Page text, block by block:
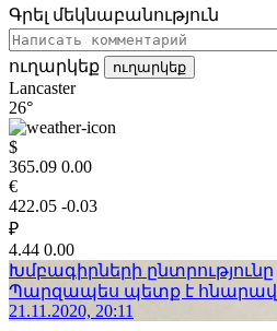
Գրել մեկնաբանություն
ուղարկեք ուղարկեք
Lancaster
26°
$
365.09 0.00
€
422.05 -0.03
₽
4.44 0.00
Խմբագիրների ընտրությունը
Պարզապես պետք է
21.11.2020, 20:11